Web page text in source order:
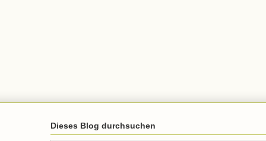
Dieses Blog durchsuchen